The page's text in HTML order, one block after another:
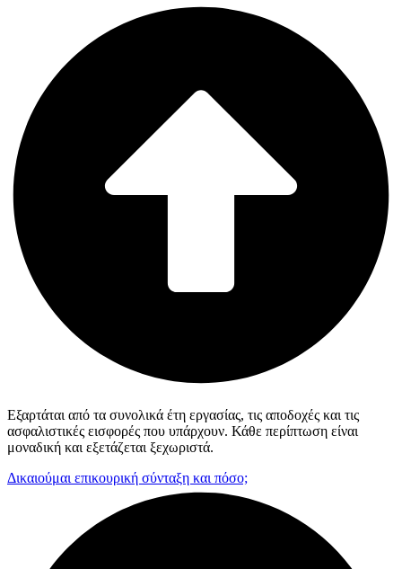
Εξαρτάται από τα συνολικά έτη εργασίας, τις αποδοχές και τις
ασφαλιστικές εισφορές που υπάρχουν. Κάθε περίπτωση είναι
μοναδική και εξετάζεται ξεχωριστά.
Δικαιούμαι επικουρική σύνταξη και πόσο;